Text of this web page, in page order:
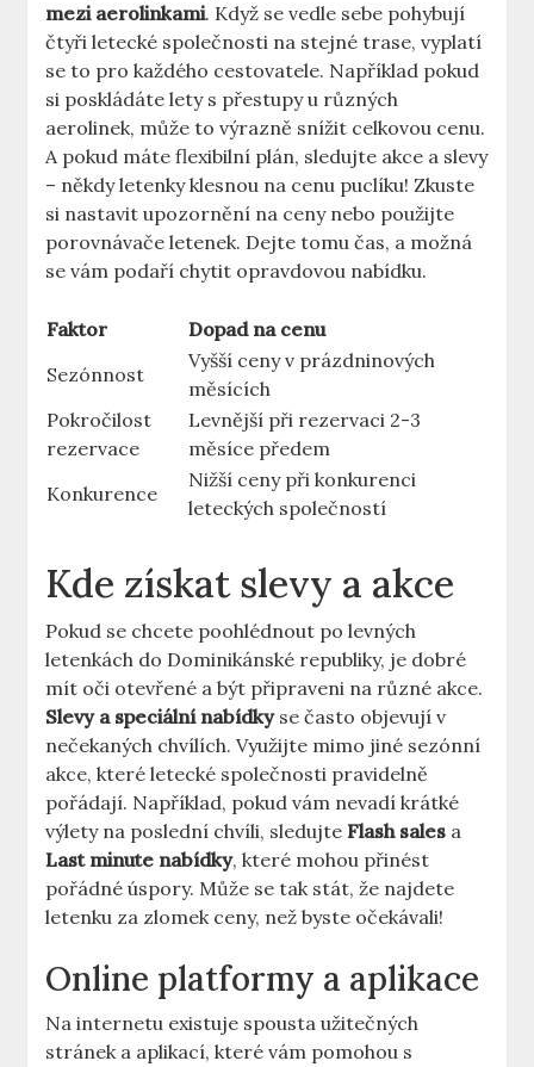
mezi aerolinkami. Když se vedle sebe pohybují
čtyři letecké společnosti na stejné trase, vyplatí
se to pro každého cestovatele. Například pokud
si poskládáte lety s přestupy u různých
aerolinek, může to výrazně snížit celkovou cenu.
A pokud máte flexibilní plán, sledujte akce a slevy
– někdy letenky klesnou na cenu puclíku! Zkuste
si nastavit upozornění na ceny nebo použijte
porovnávače letenek. Dejte tomu čas, a možná
se vám podaří chytit opravdovou nabídku.
Faktor
Dopad na cenu
Sezónnost
Vyšší ceny v prázdninových
měsících
Pokročilost
rezervace
Levnější při rezervaci 2-3
měsíce předem
Konkurence
Nižší ceny při konkurenci
leteckých společností
Kde získat slevy a akce
Pokud se chcete poohlédnout po levných
letenkách do Dominikánské republiky, je dobré
mít oči otevřené a být připraveni na různé akce.
Slevy a speciální nabídkyse často objevují v
nečekaných chvílích. Využijte mimo jiné sezónní
akce, které letecké společnosti pravidelně
pořádají. Například, pokud vám nevadí krátké
výlety na poslední chvíli, sledujteFlash sales a
Last minute nabídky, které mohou přinést
pořádné úspory. Může se tak stát, že najdete
letenku za zlomek ceny, než byste očekávali!
Online platformy a aplikace
Na internetu existuje spousta užitečných
stránek a aplikací, které vám pomohou s